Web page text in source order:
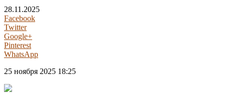
28.11.2025
Facebook
Twitter
Google+
Pinterest
WhatsApp
25 ноября 2025 18:25